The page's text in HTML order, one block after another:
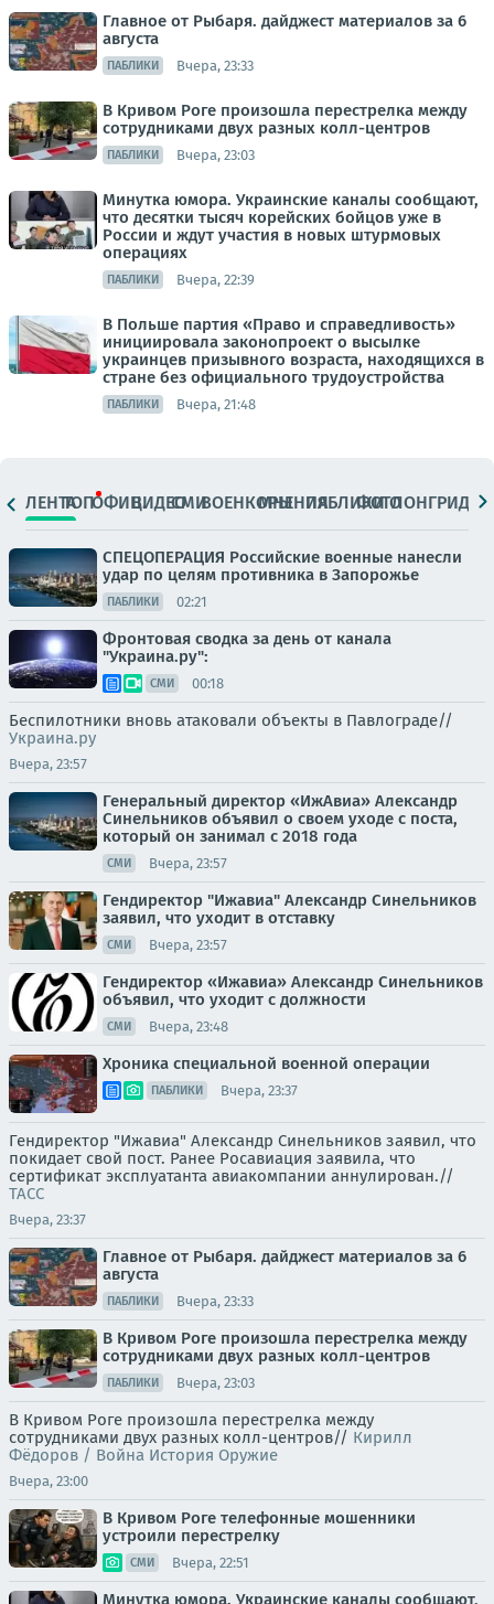
Главное от Рыбаря. дайджест материалов за 6
августа
ПАБЛИКИ Вчера, 23:33
В Кривом Роге произошла перестрелка между
сотрудниками двух разных колл-центров
ПАБЛИКИ Вчера, 23:03
Минутка юмора. Украинские каналы сообщают,
что десятки тысяч корейских бойцов уже в
России и ждут участия в новых штурмовых
операциях
ПАБЛИКИ Вчера, 22:39
В Польше партия «Право и справедливость»
инициировала законопроект о высылке
украинцев призывного возраста, находящихся в
стране без официального трудоустройства
ПАБЛИКИ Вчера, 21:48
ЛЕНТАТОПОФИЦ.ВИДЕОСМИВОЕНКОРЫМНЕНИЯПАБЛИКИ
ФОТОЛОНГРИДЫ
СПЕЦОПЕРАЦИЯ Российские военные нанесли
удар по целям противника в Запорожье
ПАБЛИКИ 02:21
Фронтовая сводка за день от канала
"Украина.ру":
СМИ 00:18
Беспилотники вновь атаковали объекты в Павлограде//
Украина.ру
Вчера, 23:57
Генеральный директор «ИжАвиа» Александр
Синельников объявил о своем уходе с поста,
который он занимал с 2018 года
СМИ Вчера, 23:57
Гендиректор "Ижавиа" Александр Синельников
заявил, что уходит в отставку
СМИ Вчера, 23:57
Гендиректор «Ижавиа» Александр Синельников
объявил, что уходит с должности
СМИ Вчера, 23:48
Хроника специальной военной операции
ПАБЛИКИ Вчера, 23:37
Гендиректор "Ижавиа" Александр Синельников заявил, что
покидает свой пост. Ранее Росавиация заявила, что
сертификат эксплуатанта авиакомпании аннулирован.//
ТАСС
Вчера, 23:37
Главное от Рыбаря. дайджест материалов за 6
августа
ПАБЛИКИ Вчера, 23:33
В Кривом Роге произошла перестрелка между
сотрудниками двух разных колл-центров
ПАБЛИКИ Вчера, 23:03
В Кривом Роге произошла перестрелка между
сотрудниками двух разных колл-центров// Кирилл
Фёдоров / Война История Оружие
Вчера, 23:00
В Кривом Роге телефонные мошенники
устроили перестрелку
СМИ Вчера, 22:51
Минутка юмора. Украинские каналы сообщают,